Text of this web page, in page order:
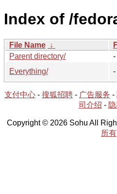
Index of /
File Name ↓
Parent directory/
-
Everything/
-
支付中心 - 搜狐招聘 - 广告服务 -
司介绍 -
Copyright © 2026 Sohu All
所有